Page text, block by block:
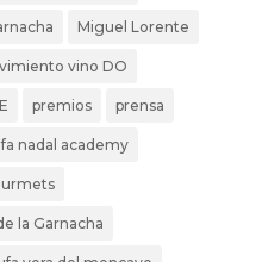
Miguel Lorente
vino DO
premios prensa
nadal academy
la Garnacha